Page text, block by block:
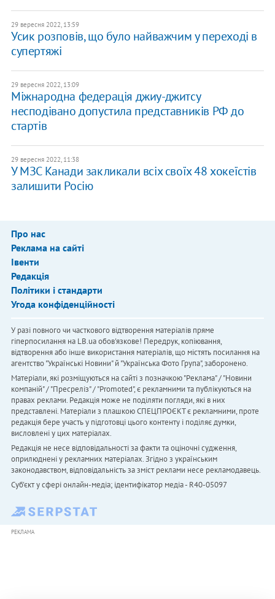
29 вересня 2022, 13:59
Усик розповів, що було найважчим у переході в
супертяжі
29 вересня 2022, 13:09
Міжнародна федерація джиу-джитсу
несподівано допустила представників РФ до
стартів
29 вересня 2022, 11:38
У МЗС Канади закликали всіх своїх 48 хокеїстів
залишити Росію
Про нас
Реклама на сайті
Івенти
Редакція
Політики і стандарти
Угода конфіденційності
У разі повного чи часткового відтворення матеріалів пряме
гіперпосилання на LB.ua обов'язкове! Передрук, копіювання,
відтворення або інше використання матеріалів, що містять посилання на
агентство "Українськi Новини" й "Українська Фото Група", заборонено.
Матеріали, які розміщуються на сайті з позначкою "Реклама" / "Новини
компаній" / "Пресреліз" / "Promoted", є рекламними та публікуються на
правах реклами. Редакція може не поділяти погляди, які в них
представлені. Матеріали з плашкою СПЕЦПРОЄКТ є рекламними, проте
редакція бере участь у підготовці цього контенту і поділяє думки,
висловлені у цих матеріалах.
Редакція не несе відповідальності за факти та оціночні судження,
оприлюднені у рекламних матеріалах. Згідно з українським
законодавством, відповідальність за зміст реклами несе рекламодавець.
Cуб'єкт у сфері онлайн-медіа; ідентифікатор медіа - R40-05097
РЕКЛАМА